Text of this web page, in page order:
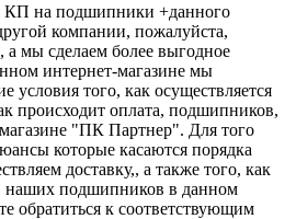
КП на подшипники +данного
компании, пожалуйста,
а мы сделаем более выгодное
интернет-магазине мы
условия того, как осуществляется
происходит оплата, подшипников,
"ПК Партнер". Для того
которые касаются порядка
доставку,, а также того, как
наших подшипников в данном
обратиться к соответствующим